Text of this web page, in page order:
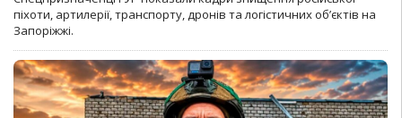
піхоти, артилерії, транспорту, дронів та логістичних об’єктів на
Запоріжжі.